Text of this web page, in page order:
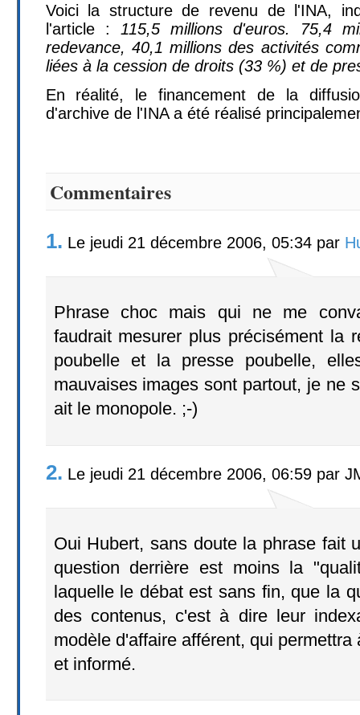
Voici la structure de revenu de l'INA,
l'article : 115,5 millions d'euros. 75,4
redevance, 40,1 millions des activités
liées à la cession de droits (33 %) et de
En réalité, le financement de la
d'archive de l'INA a été réalisé
Commentaires
1. Le jeudi 21 décembre 2006, 05:34 par
Phrase choc mais qui ne me
faudrait mesurer plus précisément la
poubelle et la presse poubelle,
mauvaises images sont partout, je ne
ait le monopole. ;-)
2. Le jeudi 21 décembre 2006, 06:59 par
Oui Hubert, sans doute la phrase fait
question derrière est moins la
laquelle le débat est sans fin, que la
des contenus, c'est à dire leur
modèle d'affaire afférent, qui
et informé.